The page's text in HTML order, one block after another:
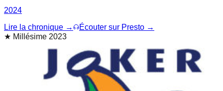
2024
Lire la chronique →
Écouter sur Presto →
★ Millésime 2023